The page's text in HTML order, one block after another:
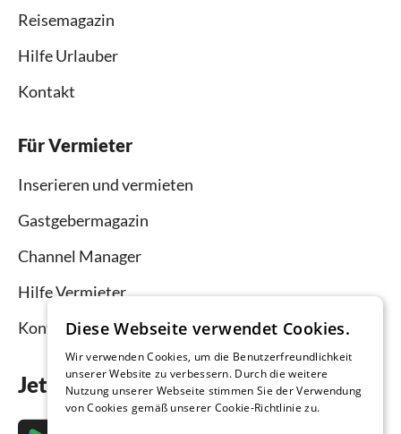
Reisemagazin
Hilfe Urlauber
Kontakt
Für Vermieter
Inserieren und vermieten
Gastgebermagazin
Channel Manager
Hilfe Vermieter
Kontakt
Jetzt die App downloaden
Diese Webseite verwendet Cookies.
Wir verwenden Cookies, um die Benutzerfreundlichkeit
unserer Website zu verbessern. Durch die weitere
Nutzung unserer Webseite stimmen Sie der Verwendung
von Cookies gemäß unserer Cookie-Richtlinie zu.